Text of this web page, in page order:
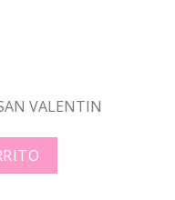
VALENTIN
VALENTIN: quantity